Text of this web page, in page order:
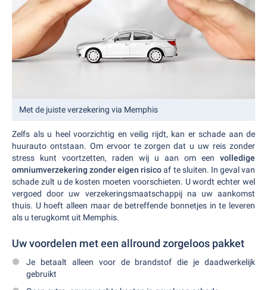
Met de juiste verzekering via Memphis
Zelfs als u heel voorzichtig en veilig rijdt, kan er schade aan de
huurauto ontstaan. Om ervoor te zorgen dat u uw reis zonder
stress kunt voortzetten, raden wij u aan om een volledige
omniumverzekering zonder eigen risicoaf te sluiten. In geval van
schade zult u de kosten moeten voorschieten. U wordt echter wel
vergoed door uw verzekeringsmaatschappij na uw aankomst
thuis. U hoeft alleen maar de betreffende bonnetjes in te leveren
als u terugkomt uit Memphis.
Uw voordelen met een allround zorgeloos pakket
Je betaalt alleen voor de brandstof die je daadwerkelijk
gebruikt